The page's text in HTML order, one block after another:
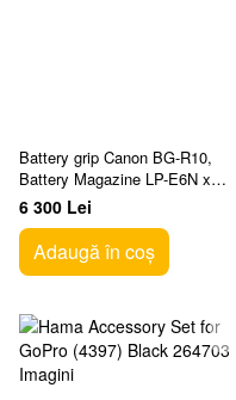
Battery grip Canon BG-R10,
Battery Magazine LP-E6N x
2pcs for Canon EOS
R5,R5C,R6,R
6 300 Lei
Adaugă în coș